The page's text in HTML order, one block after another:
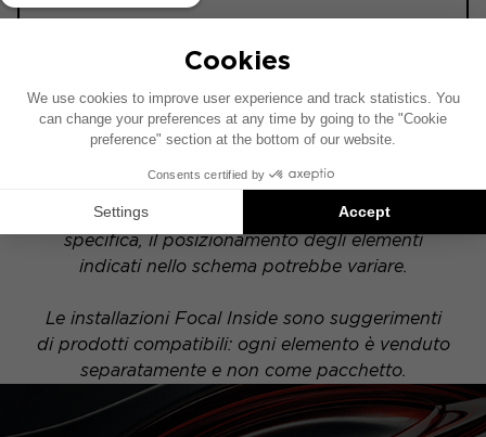
veicolo dotato di un impianto audio di serie. Se il
tuo veicolo è equipaggiato con un'opzione hi-fi
specifica, il posizionamento degli elementi
indicati nello schema potrebbe variare.
Le installazioni Focal Inside sono suggerimenti
di prodotti compatibili: ogni elemento è venduto
separatamente e non come pacchetto.